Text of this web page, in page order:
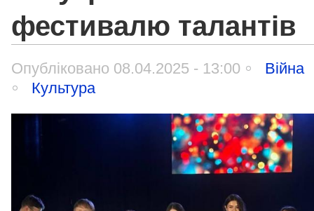
фестивалю талантів
Опубліковано 08.04.2025 - 13:00
Війна
Культура